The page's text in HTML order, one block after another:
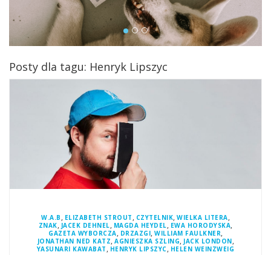
Posty dla tagu: Henryk Lipszyc
W.A.B , ELIZABETH STROUT , CZYTELNIK,WIELKA LITERA,
ZNAK, JACEK DEHNEL, MAGDA HEYDEL, EWA HORODYSKA,
GAZETA WYBORCZA, DRZAZGI, WILLIAM FAULKNER,
JONATHAN NED KATZ, AGNIESZKA SZLING, JACK LONDON,
YASUNARI KAWABAT , HENRYK LIPSZYC, HELEN WEINZWEIG